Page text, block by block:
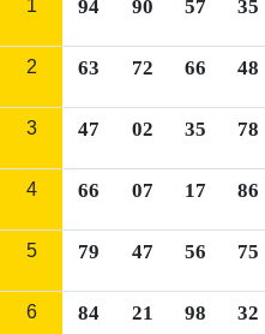
1
94 90 57 35
2 63 72 66 48
3 47 02 35 78
4 66 07 17 86
5 79 47 56 75
6 84 21 98 32